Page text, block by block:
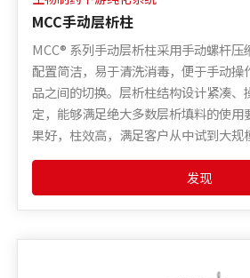
MCC手动层析柱
MCC® 系列手动层析柱采用手动螺杆压
配置简洁，易于清洗消毒，便于手动操
品之间的切换。层析柱结构设计紧凑、
定，能够满足绝大多数层析填料的使用
果好，柱效高，满足客户从中试到大规
发现